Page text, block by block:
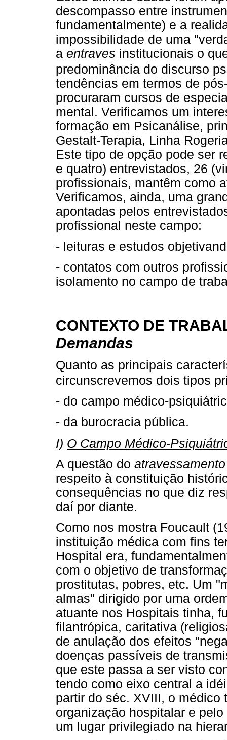
descompasso entre
fundamentalmente) e a
impossibilidade de uma
a entraves institucionais o
predominância do discurso
tendências em termos de
procuraram cursos de
mental. Verificamos um
formação em Psicanálise,
Gestalt-Terapia, Linha
Este tipo de opção pode ser
e quatro) entrevistados, 26
profissionais, mantêm como
Verificamos, ainda, uma
apontadas pelos
profissional neste campo:
- leituras e estudos
- contatos com outros
isolamento no campo de
CONTEXTO DE
Demandas
Quanto as principais
circunscrevemos dois tipos
- do campo médico-
- da burocracia pública.
I) O Campo Médico-
A questão do atravessamento
respeito à constituição
consequências no que diz
daí por diante.
Como nos mostra Foucault
instituição médica com fins
Hospital era,
com o objetivo de
prostitutas, pobres, etc. Um
almas" dirigido por uma
atuante nos Hospitais tinha,
filantrópica, caritativa
de anulação dos efeitos
doenças passíveis de
que este passa a ser visto
tendo como eixo central a
partir do séc. XVIII, o
organização hospitalar e
um lugar privilegiado na